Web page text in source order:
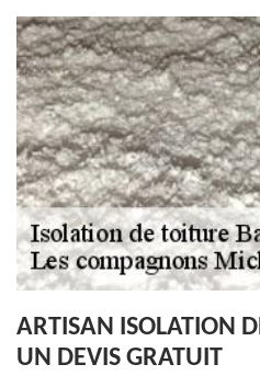
ARTISAN ISOLATION
UN DEVIS GRATUIT